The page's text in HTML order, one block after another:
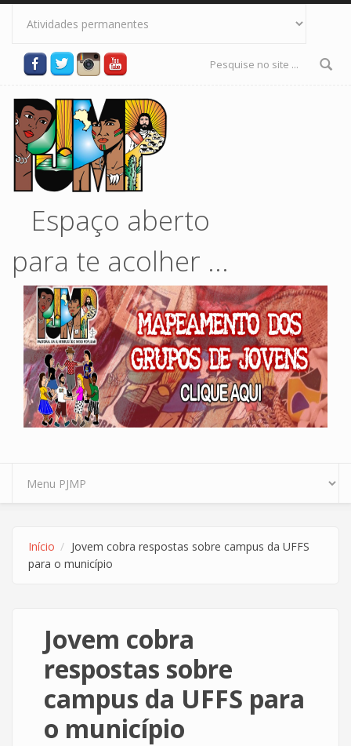
Pular para o conteúdo principal
Formulário
Espaço aberto
para te acolher ...
Início
Jovem cobra respostas sobre campus da UFFS
para o município
Jovem cobra
respostas sobre
campus da UFFS para
o município